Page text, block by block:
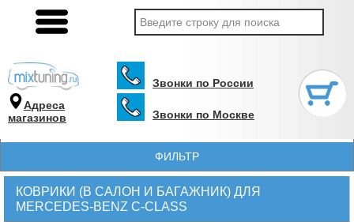
Адреса
магазинов
Звонки по России
Звонки по Москве
ФИЛЬТР
КОВРИКИ (В САЛОН И БАГАЖНИК) ДЛЯ
MERCEDES-BENZ C-CLASS